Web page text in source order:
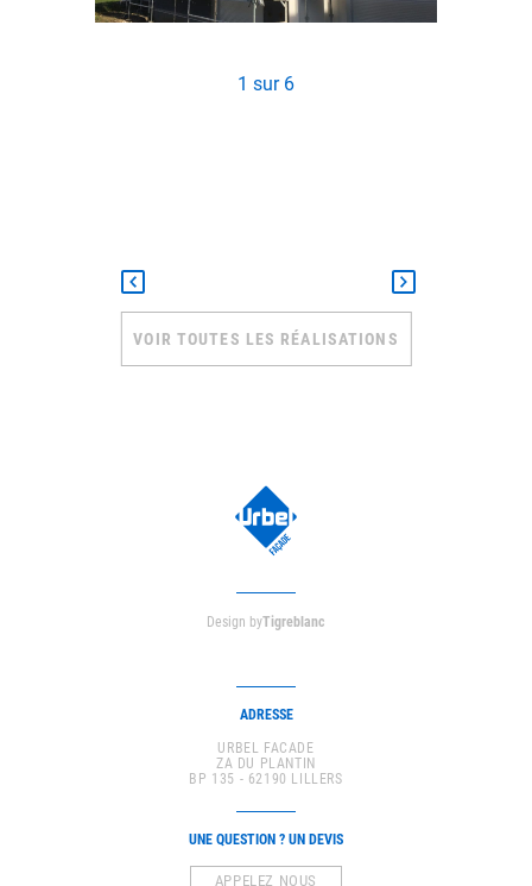
1 sur 6
VOIR TOUTES LES RÉALISATIONS
Design byTigreblanc
ADRESSE
URBEL FACADE
ZA DU PLANTIN
BP 135 - 62190 LILLERS
UNE QUESTION ? UN DEVIS
APPELEZ NOUS